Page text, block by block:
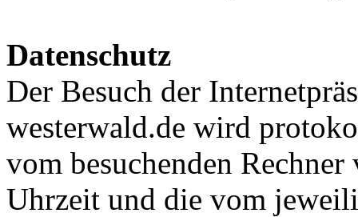
Datenschutz
Der Besuch der
westerwald.de wird
vom besuchenden
Uhrzeit und die vom